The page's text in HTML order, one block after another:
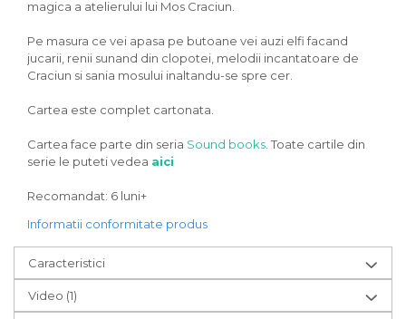
magica a atelierului lui Mos Craciun.
Pe masura ce vei apasa pe butoane vei auzi elfi facand
jucarii, renii sunand din clopotei, melodii incantatoare de
Craciun si sania mosului inaltandu-se spre cer.
Cartea este complet cartonata.
Cartea face parte din seria Sound books . Toate cartile din
serie le puteti vedea aici
Recomandat: 6 luni+
Informatii conformitate produs
Caracteristici
Video (1)